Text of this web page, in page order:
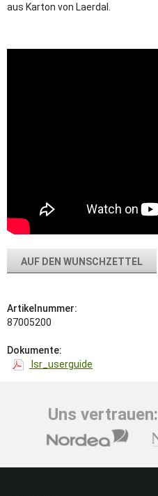
aus Karton von Laerdal.
AUF DEN WUNSCHZETTEL
Artikelnummer:
87005200
Dokumente:
lsr_userguide
Uns vertrauen: